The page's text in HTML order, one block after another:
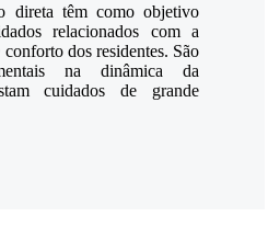
direta têm como objetivo
relacionados com a
dos residentes. São
na dinâmica da
cuidados de grande